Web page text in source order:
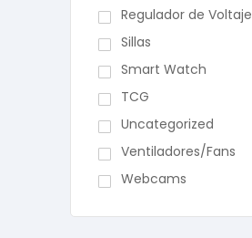
Regulador de Voltaje
Sillas
Smart Watch
TCG
Uncategorized
Ventiladores/Fans
Webcams